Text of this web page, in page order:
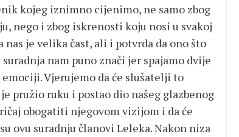
kojeg iznimno cijenimo, ne samo zbog
nego i zbog iskrenosti koju nosi u svakoj
je velika čast, ali i potvrda da ono što
nam puno znači jer spajamo dvije
Vjerujemo da će slušatelji to
pružio ruku i postao dio našeg glazbenog
obogatiti njegovom vizijom i da će
ovu suradnju članovi Leleka. Nakon niza